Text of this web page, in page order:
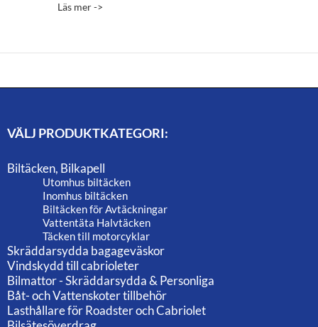
av 5
Läs mer ->
VÄLJ PRODUKTKATEGORI:
Biltäcken, Bilkapell
Utomhus biltäcken
Inomhus biltäcken
Biltäcken för Avtäckningar
Vattentäta Halvtäcken
Täcken till motorcyklar
Skräddarsydda bagageväskor
Vindskydd till cabrioleter
Bilmattor - Skräddarsydda & Personliga
Båt- och Vattenskoter tillbehör
Lasthållare för Roadster och Cabriolet